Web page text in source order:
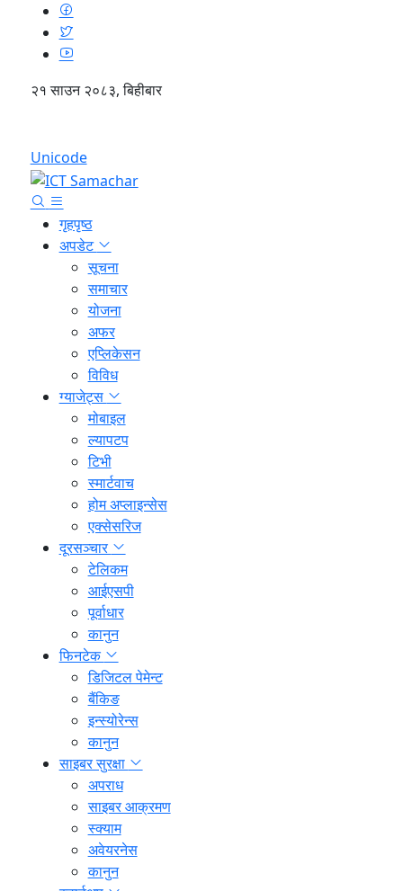
२१ साउन २०८३, बिहीबार
Unicode
गृहपृष्ठ
अपडेट
सूचना
समाचार
योजना
अफर
एप्लिकेसन
विविध
ग्याजेट्स
मोबाइल
ल्यापटप
टिभी
स्मार्टवाच
होम अप्लाइन्सेस
एक्सेसरिज
दूरसञ्चार
टेलिकम
आईएसपी
पूर्वाधार
कानुन
फिनटेक
डिजिटल पेमेन्ट
बैंकिङ
इन्स्योरेन्स
कानुन
साइबर सुरक्षा
अपराध
साइबर आक्रमण
स्क्याम
अवेयरनेस
कानुन